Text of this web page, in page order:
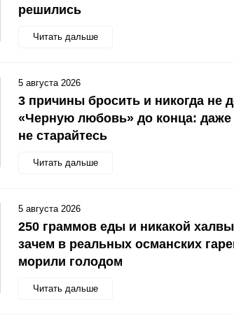
решились
Читать дальше
3 причины бросить и никогда не
«Черную любовь» до конца: даже
не старайтесь
Читать дальше
5 августа 2026
250 граммов еды и никакой
зачем в реальных османских
морили голодом
Читать дальше
5 августа 2026